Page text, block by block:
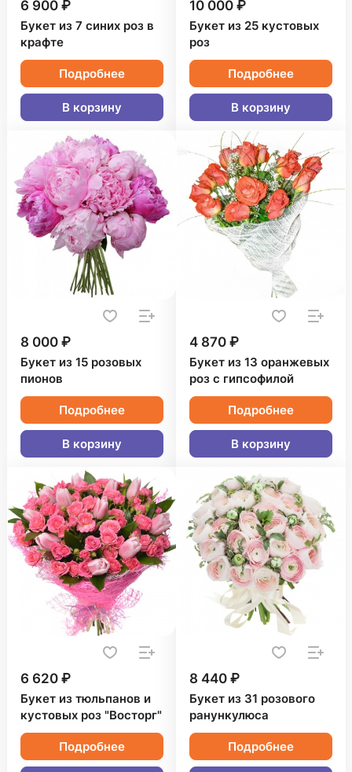
6 900 ₽
Букет из 7 синих роз в
крафте
Подробнее
В корзину
10 000 ₽
Букет из 25 кустовых
роз
Подробнее
В корзину
8 000 ₽
Букет из 15 розовых
пионов
Подробнее
В корзину
4 870 ₽
Букет из 13 оранжевых
роз с гипсофилой
Подробнее
В корзину
6 620 ₽
Букет из тюльпанов и
кустовых роз "Восторг"
Подробнее
8 440 ₽
Букет из 31 розового
ранункулюса
Подробнее